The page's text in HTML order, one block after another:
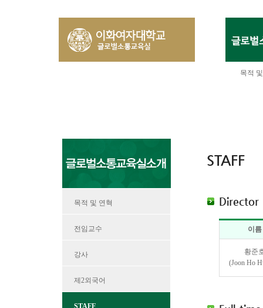
목적
목적 및 연혁
전임교수
강사
제2외국어
STAFF
Director
이름
황준
(Joon Ho
STAFF